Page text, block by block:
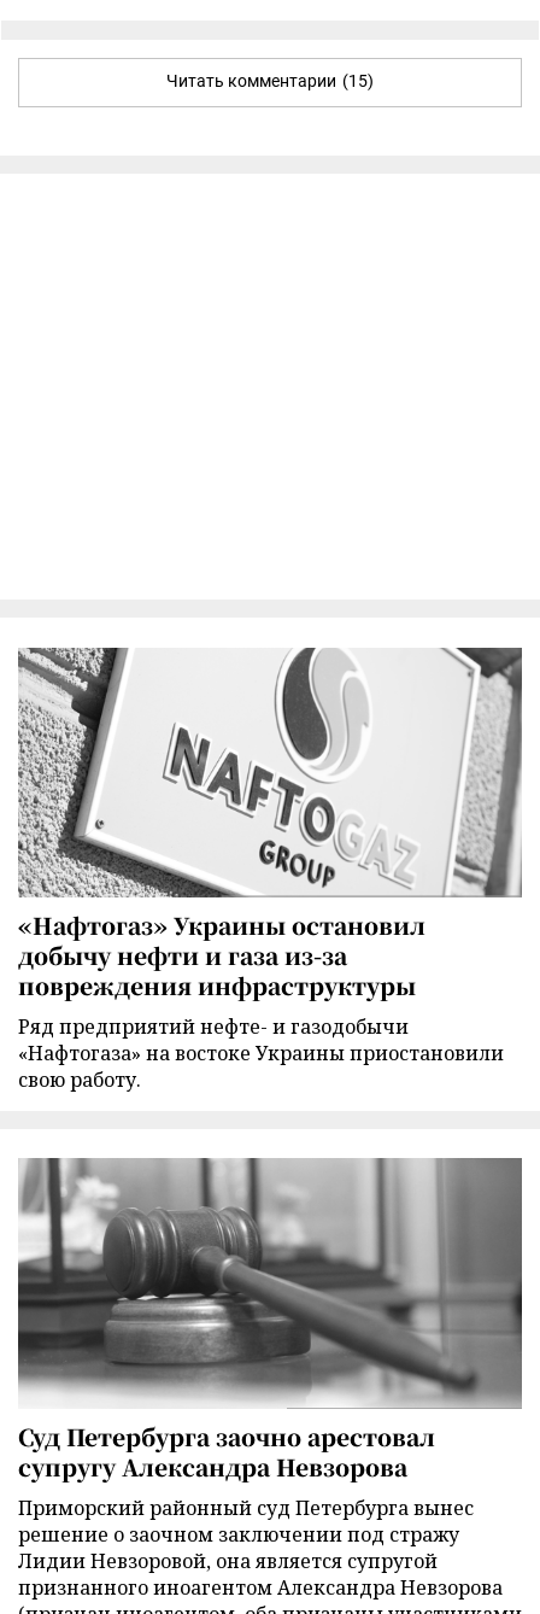
Читать комментарии (15)
«Нафтогаз» Украины остановил
добычу нефти и газа из-за
повреждения инфраструктуры
Ряд предприятий нефте- и газодобычи
«Нафтогаза» на востоке Украины приостановили
свою работу.
Суд Петербурга заочно арестовал
супругу Александра Невзорова
Приморский районный суд Петербурга вынес
решение о заочном заключении под стражу
Лидии Невзоровой, она является супругой
признанного иноагентом Александра Невзорова